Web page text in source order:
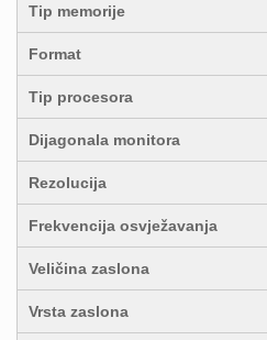
Tip memorije
Format
Tip procesora
Dijagonala monitora
Rezolucija
Frekvencija osvježavanja
Veličina zaslona
Vrsta zaslona